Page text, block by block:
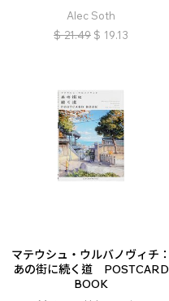
Alec Soth
$ 21.49 $ 19.13
マテウシュ・ウルバノヴィチ：
あの街に続く道 POSTCARD
BOOK